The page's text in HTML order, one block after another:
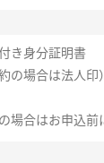
き身分証明書
場合は法人印）
場合はお申込前